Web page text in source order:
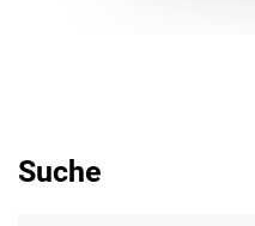
Suche